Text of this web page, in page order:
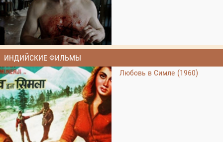
ИНДИЙСКИЕ ФИЛЬМЫ
Любовь в Симле (1960)